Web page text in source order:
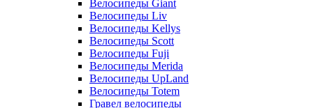
Велосипеды Giant
Велосипеды Liv
Велосипеды Kellys
Велосипеды Scott
Велосипеды Fuji
Велосипеды Merida
Велосипеды UpLand
Велосипеды Totem
Гравел велосипеды